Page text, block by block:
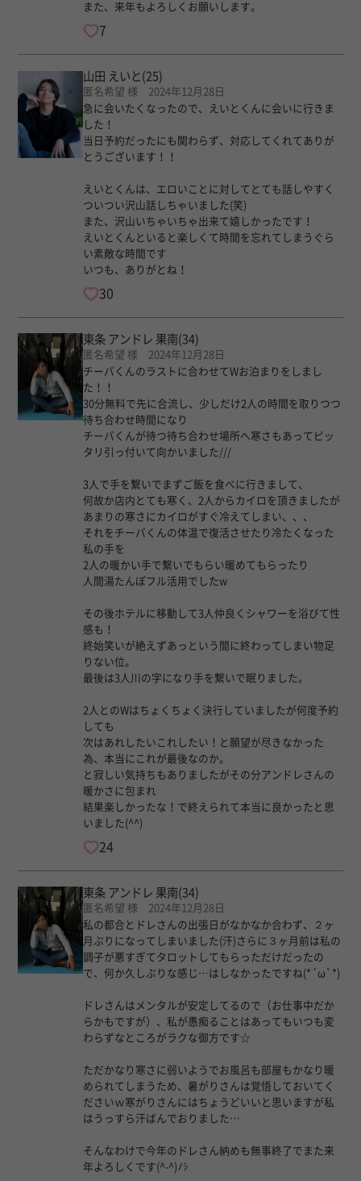
また、来年もよろしくお願いします。
7
山田 えいと (25)
匿名希望 様 2024年12月28日
急に会いたくなったので、えいとくんに会いに行きま
した！
当日予約だったにも関わらず、対応してくれてありが
とうございます！！
えいとくんは、エロいことに対してとても話しやすく
ついつい沢山話しちゃいました(笑)
また、沢山いちゃいちゃ出来て嬉しかったです！
えいとくんといると楽しくて時間を忘れてしまうぐら
い素敵な時間です
いつも、ありがとね！
30
東条 アンドレ 果南(34)
匿名希望 様 2024年12月28日
チーバくんのラストに合わせてWお泊まりをしまし
た！！
30分無料で先に合流し、少しだけ2人の時間を取りつつ
待ち合わせ時間になり
チーバくんが待つ待ち合わせ場所へ寒さもあってピッ
タリ引っ付いて向かいました///
3人で手を繋いでまずご飯を食べに行きまして、
何故か店内とても寒く、2人からカイロを頂きましたが
あまりの寒さにカイロがすぐ冷えてしまい、、、
それをチーバくんの体温で復活させたり冷たくなった
私の手を
2人の暖かい手で繋いでもらい暖めてもらったり
人間湯たんぽフル活用でしたw
その後ホテルに移動して3人仲良くシャワーを浴びて性
感も！
終始笑いが絶えずあっという間に終わってしまい物足
りない位。
最後は3人川の字になり手を繋いで眠りました。
2人とのWはちょくちょく決行していましたが何度予約
しても
次はあれしたいこれしたい！と願望が尽きなかった
為、本当にこれが最後なのか。
と寂しい気持ちもありましたがその分アンドレさんの
暖かさに包まれ
結果楽しかったな！で終えられて本当に良かったと思
いました(^^)
24
東条 アンドレ 果南(34)
匿名希望 様 2024年12月28日
私の都合とドレさんの出張日がなかなか合わず、２ヶ
月ぶりになってしまいました(汗)さらに３ヶ月前は私の
調子が悪すぎてタロットしてもらっただけだったの
で、何か久しぶりな感じ…はしなかったですね(*´ω`*)
ドレさんはメンタルが安定してるので（お仕事中だか
らかもですが）、私が愚痴ることはあってもいつも変
わらずなところがラクな御方です☆
ただかなり寒さに弱いようでお風呂も部屋もかなり暖
められてしまうため、暑がりさんは覚悟しておいてく
ださいｗ寒がりさんにはちょうどいいと思いますが私
はうっすら汗ばんでおりました…
そんなわけで今年のドレさん納めも無事終了でまた来
年よろしくです(^-^)ﾉｼ